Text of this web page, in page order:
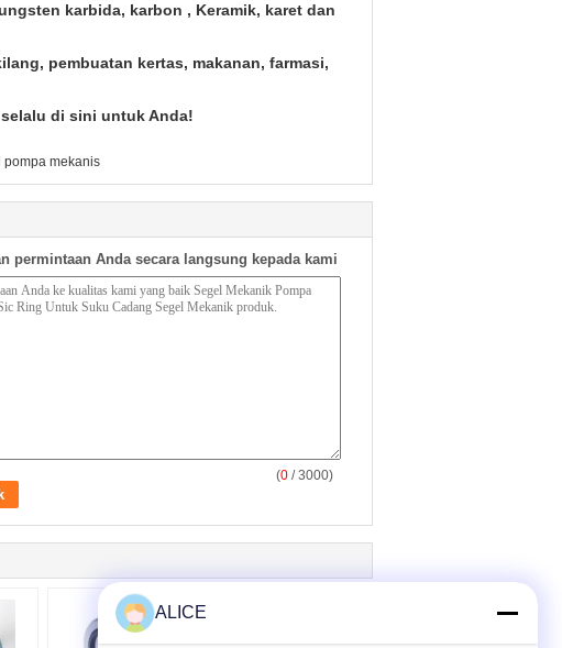
karbida, karbon , Keramik, karet dan
pembuatan kertas, makanan, farmasi,
di sini untuk Anda!
pompa mekanis
permintaan Anda secara langsung kepada kami
(0 / 3000)
ALICE